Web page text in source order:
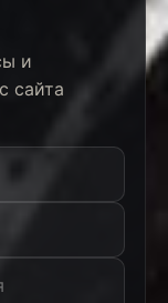
и
сайта